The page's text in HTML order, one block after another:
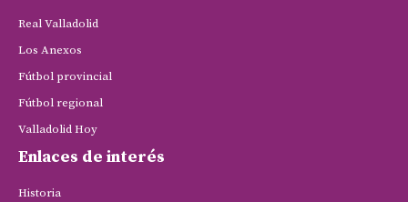
Real Valladolid
Los Anexos
Fútbol provincial
Fútbol regional
Valladolid Hoy
Enlaces de interés
Historia